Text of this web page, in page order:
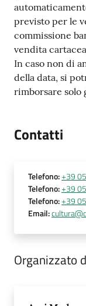
previsto per le
commissione
vendita
In caso non di
della data, si
rimborsare
Contatti
Telefono:+39
Telefono:+39
Telefono:+39
Email:
Organizzato